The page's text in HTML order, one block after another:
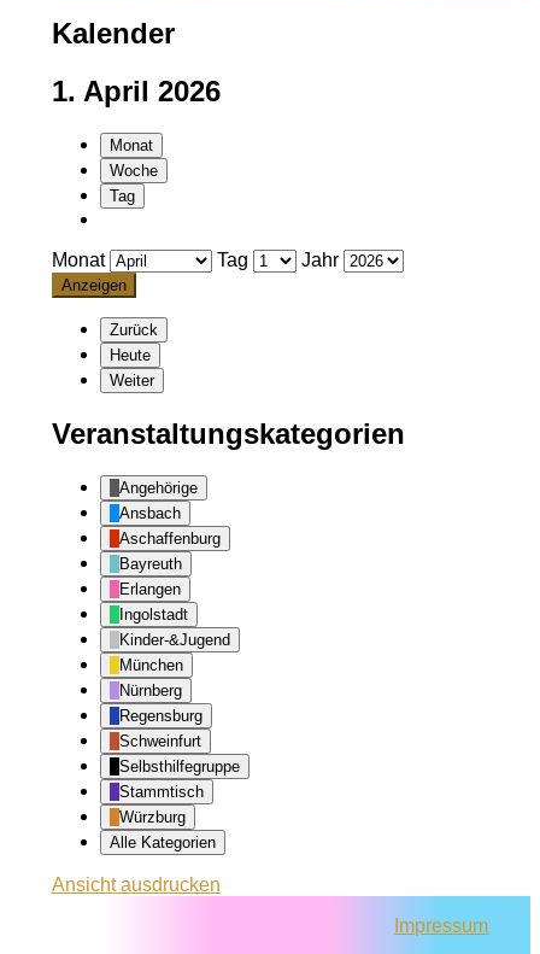
Kalender
1. April 2026
Monat
Woche
Tag
Monat Tag Jahr
Zurück
Heute
Weiter
Veranstaltungskategorien
Angehörige
Ansbach
Aschaffenburg
Bayreuth
Erlangen
Ingolstadt
Kinder-&Jugend
München
Nürnberg
Regensburg
Schweinfurt
Selbsthilfegruppe
Stammtisch
Würzburg
Alle Kategorien
Ansichtausdrucken
Impressum